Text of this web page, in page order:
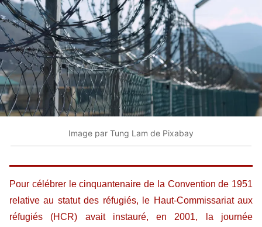
Image par Tung Lam de Pixabay
Pour célébrer le cinquantenaire de la Convention de 1951
relative au statut des réfugiés, le Haut-Commissariat aux
réfugiés (HCR) avait instauré, en 2001, la journée